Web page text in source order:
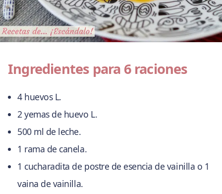
Ingredientes para 6 raciones
4 huevos L.
2 yemas de huevo L.
500 ml de leche.
1 rama de canela.
1 cucharadita de postre de esencia de vainilla o 1
vaina de vainilla.